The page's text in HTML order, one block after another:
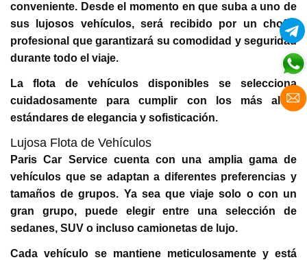
conveniente. Desde el momento en que suba a uno de
sus lujosos vehículos, será recibido por un chofer
profesional que garantizará su comodidad y seguridad
durante todo el viaje.
La flota de vehículos disponibles se selecciona
cuidadosamente para cumplir con los más altos
estándares de elegancia y sofisticación.
Lujosa Flota de Vehículos
Paris Car Service cuenta con una amplia gama de
vehículos que se adaptan a diferentes preferencias y
tamaños de grupos. Ya sea que viaje solo o con un
gran grupo, puede elegir entre una selección de
sedanes, SUV o incluso camionetas de lujo.
Cada vehículo se mantiene meticulosamente y está